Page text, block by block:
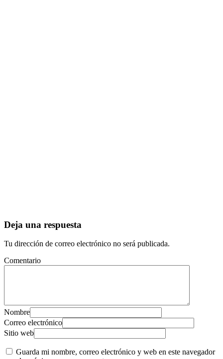
Deja una respuesta
Tu dirección de correo electrónico no será publicada.
Comentario
Nombre
Correo electrónico
Sitio web
Guarda mi nombre, correo electrónico y web en este navegador